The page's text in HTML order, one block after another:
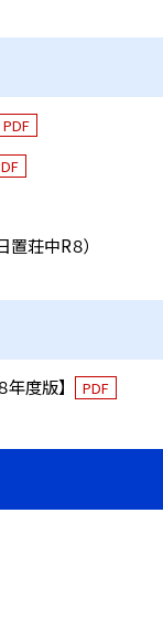
PDF
荘中R８）
度版】 PDF